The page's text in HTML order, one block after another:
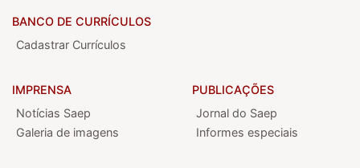
BANCO DE CURRÍCULOS
Cadastrar Currículos
IMPRENSA
Notícias Saep
Galeria de imagens
PUBLICAÇÕES
Jornal do Saep
Informes especiais